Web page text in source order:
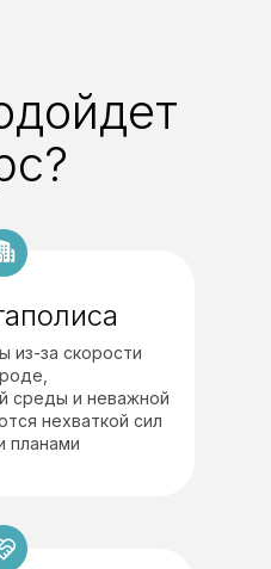
из-за скорости
среды и неважной
нехваткой сил
планами